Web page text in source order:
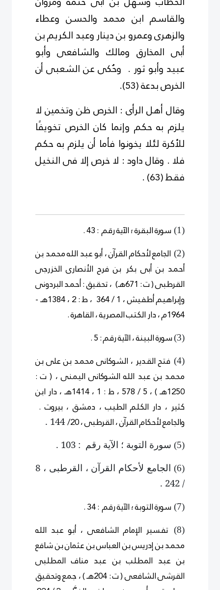
والقاسم ابن محمد والحسن وعطاء
والزهرى وعمرو بن دينار وعبد الكريم بن
أبى المخارق ومالك والشافعى وأبو
عبيد وأبو ثور . وحُكى عن الشعبى أن
الخرص بدعة(
53
)
.
وقال أهل الرأى : الخرص ظن وتخمين لا
يلزم به حكم وإنما كان الخرص تخويفًا
للأكرة لئلا يخونوا فأما أن يلزم به حكم
فلا . وقال داود : لا خرص إلا فى النخيل
فقط(
63
)
.
(
1
) سورة البقرة ؛ الآية رقم : 43 .
(
2
) الجامع لأحكام القرآن ، أبو عبد الله محمد بن
أحمد بن أبى بكر بن فرح الأنصارى الخزرجى
القرطبى ( ت : 671هـ) ، تحقيق : أحمد البردونى
وإبراهيم أطفيش ، 1 / 364 ، ط : 2 ، 1384هـ -
1964م ، دار الكتب المصرية ، القاهرة .
(
3
)سورة البينة ، الآية رقم : 5 .
(
4
) فتح القدير ، الشوكانى محمد بن على بن
محمد بن عبد الله الشوكانى اليمنى ، ( ت :
1250هـ ) ، 5 / 578 ، ط : 1 ، 1414هـ ، دار ابن
كثير ، دار الكلم الطيب ، دمشق ، بيروت .
والجامع لأحكام القرآن ، القرطبى ، 20/
144 .
(
5
) سورة التوبة ؛ الآية رقم : 103 .
(
6
)
الجامع لأحكام القرآن ، القرطبى ، 8
/ 242 .
(
7
) سورة التوبة ؛ الآية رقم : 34 .
(
8
) تفسير الإمام الشافعى ، أبو عبد الله
محمد بن إدريس بن العباس بن عثمان بن شافع
بن عبد المطلب بن عبد مناف المطلبى
القرشى الشافعى ( ت : 204هـ ) ، جمع وتحقيق